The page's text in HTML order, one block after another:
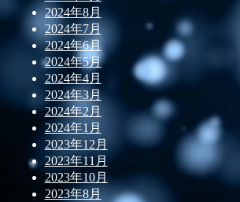
2024年8月
2024年7月
2024年6月
2024年5月
2024年4月
2024年3月
2024年2月
2024年1月
2023年12月
2023年11月
2023年10月
2023年8月